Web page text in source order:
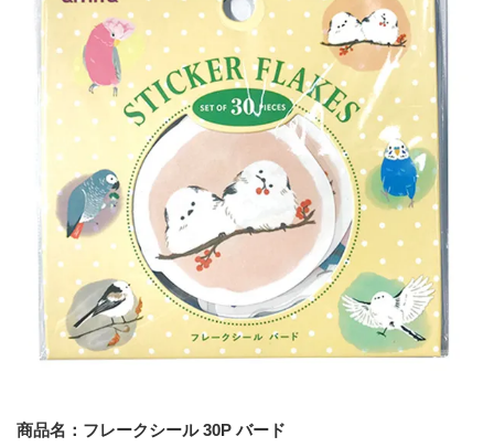
商品名：フレークシール 30P バード